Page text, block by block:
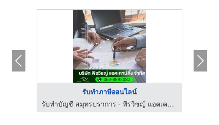
รับทำภาษีออนไลน์
รับทำบัญชี สมุทรปราการ - พีรวิชญ์ แอคเคาน์ติ้ง